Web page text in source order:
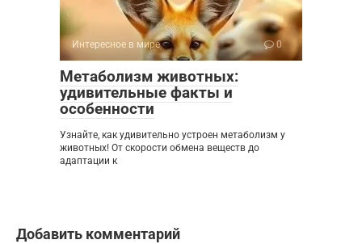
Интересное в мире 0
Метаболизм животных:
удивительные факты и
особенности
Узнайте, как удивительно устроен метаболизм у
животных! От скорости обмена веществ до
адаптации к
Добавить комментарий